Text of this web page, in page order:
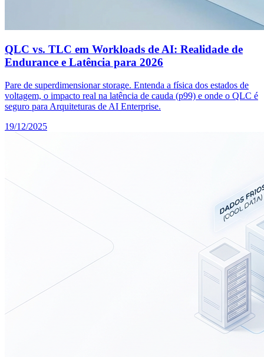
QLC vs. TLC em Workloads de AI: Realidade de
Endurance e Latência para 2026
Pare de superdimensionar storage. Entenda a física dos estados de
voltagem, o impacto real na latência de cauda (p99) e onde o QLC é
seguro para Arquiteturas de AI Enterprise.
19/12/2025